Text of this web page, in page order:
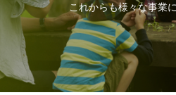
これからも様々な事業